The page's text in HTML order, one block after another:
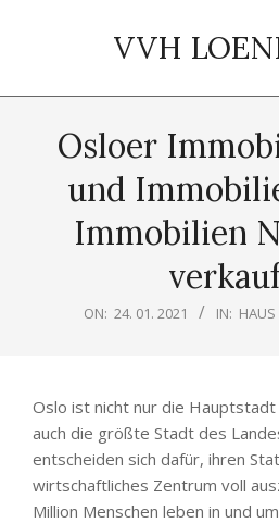
VVH
NavigationOsloer
und
Immobilien
ON: 24. 01. 2021 IN:
Oslo ist nicht nur die
auch die größte Stadt des
entscheiden sich dafür, ihren
wirtschaftliches Zentrum voll
Million Menschen leben in und